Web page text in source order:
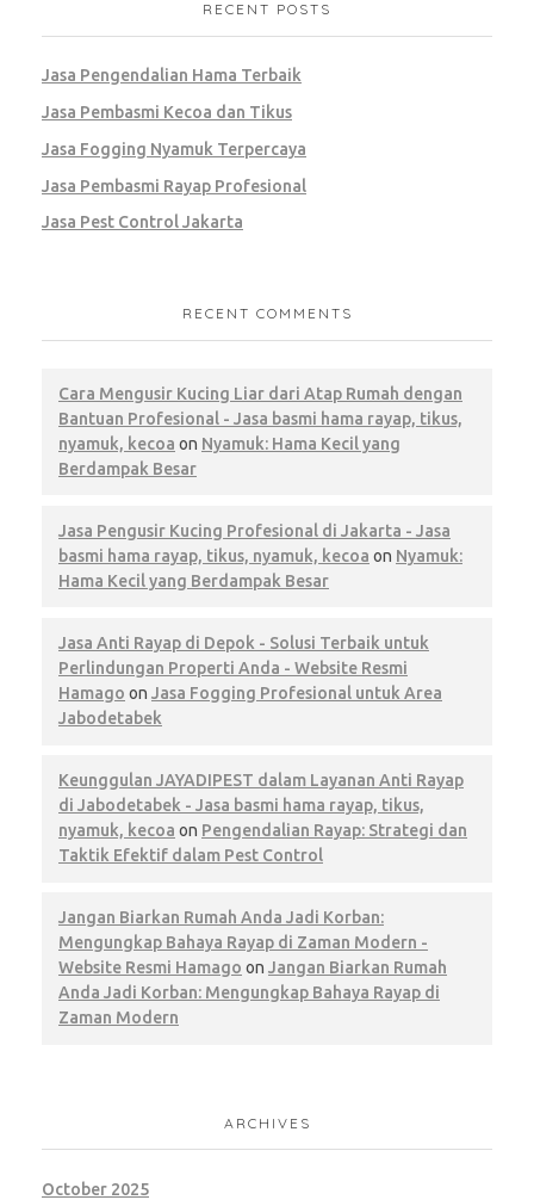
RECENT POSTS
Jasa Pengendalian Hama Terbaik
Jasa Pembasmi Kecoa dan Tikus
Jasa Fogging Nyamuk Terpercaya
Jasa Pembasmi Rayap Profesional
Jasa Pest Control Jakarta
RECENT COMMENTS
Cara Mengusir Kucing Liar dari Atap Rumah dengan
Bantuan Profesional - Jasa basmi hama rayap, tikus,
nyamuk, kecoa on Nyamuk: Hama Kecil yang
Berdampak Besar
Jasa Pengusir Kucing Profesional di Jakarta - Jasa
basmi hama rayap, tikus, nyamuk, kecoa on Nyamuk:
Hama Kecil yang Berdampak Besar
Jasa Anti Rayap di Depok - Solusi Terbaik untuk
Perlindungan Properti Anda - Website Resmi
Hamago on Jasa Fogging Profesional untuk Area
Jabodetabek
Keunggulan JAYADIPEST dalam Layanan Anti Rayap
di Jabodetabek - Jasa basmi hama rayap, tikus,
nyamuk, kecoa on Pengendalian Rayap: Strategi dan
Taktik Efektif dalam Pest Control
Jangan Biarkan Rumah Anda Jadi Korban:
Mengungkap Bahaya Rayap di Zaman Modern -
Website Resmi Hamago on Jangan Biarkan Rumah
Anda Jadi Korban: Mengungkap Bahaya Rayap di
Zaman Modern
ARCHIVES
October 2025